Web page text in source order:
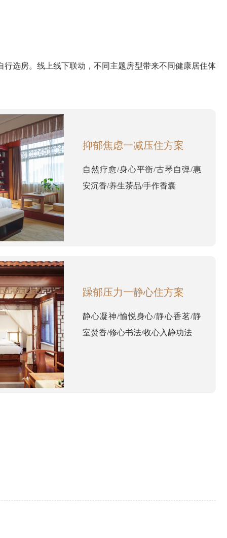
选房。线上线下联动，不同主题房型带来不同健康居住体
抑郁焦虑一减压住方案
自然疗愈/身心平衡/古琴自弹/惠
安沉香/养生茶品/手作香囊
躁郁压力一静心住方案
静心凝神/愉悦身心/静心香茗/静
室焚香/修心书法/收心入静功法